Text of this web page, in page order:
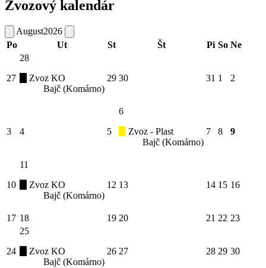
Zvozový kalendár
August2026
Po
Ut St Št Pi So Ne
27
28
Zvoz KO
Bajč (Komárno)
29 30 31 1 2
3 4 5
6
Zvoz - Plast
Bajč (Komárno)
7 8 9
10
11
Zvoz KO
Bajč (Komárno)
12 13 14 15 16
17 18 19 20 21 22 23
24
25
Zvoz KO
Bajč (Komárno)
26 27 28 29 30